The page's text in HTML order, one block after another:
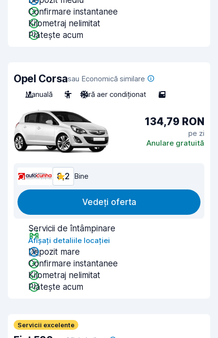
Confirmare instantanee
Kilometraj nelimitat
Plătește acum
Opel Corsasau Economică similare
Manuală
5 Fără aer condiționat 5
134,79 RON
pe zi
Anulare gratuită
8,2 Bine
Vedeți oferta
Servicii de întâmpinare
Afișați detaliile locației
Depozit mare
Confirmare instantanee
Kilometraj nelimitat
Plătește acum
Servicii excelente